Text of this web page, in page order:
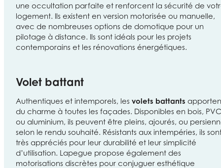
une occultation parfaite et renforcent la sécurité de
logement. Ils existent en version motorisée ou manuelle,
avec de nombreuses options de domotique pour un
pilotage à distance. Ils sont idéals pour les projets
contemporains et les rénovations énergétiques.
Volet battant
Authentiques et intemporels, les volets battants
du charme à toutes les façades. Disponibles en bois, PVC
ou aluminium, ils peuvent être pleins, ajourés, ou
selon le rendu souhaité. Résistants aux intempéries, ils
très appréciés pour leur durabilité et leur simplicité
d’utilisation. Lapegue propose également des
motorisations discrètes pour conjuguer esthétique